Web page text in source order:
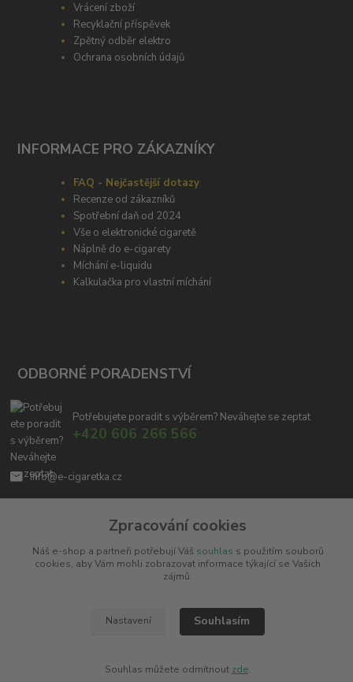
Vrácení zboží
Recyklační příspěvek
Zpětný odběr elektro
Ochrana osobních údajů
INFORMACE PRO ZÁKAZNÍKY
FAQ - Nejčastější dotazy
Recenze od zákazníků
Spotřební daň od 2024
Vše o elektronické cigaretě
Náplně do e-cigarety
Míchání e-liquidu
Kalkulačka pro vlastní míchání
ODBORNÉ PORADENSTVÍ
Potřebujete poradit s výběrem? Neváhejte se zeptat
+420 606 266 566
info@e-cigaretka.cz
Miroslav Černý - MCx.cz. Všechna práva vyhrazena.
Zpracování cookies
Náš e-shop a partneři potřebují Váš souhlas s použitím souborů
cookies, aby Vám mohli zobrazovat informace týkající se Vašich
zájmů.
Nastavení Souhlasím
Souhlas můžete odmítnout zde.